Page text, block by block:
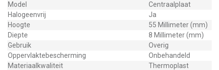
Model
Centraalplaat
Halogeenvrij
Ja
Hoogte
55 Millimeter (mm)
Diepte
8 Millimeter (mm)
Gebruik
Overig
Oppervlaktebescherming
Onbehandeld
Materiaalkwaliteit
Thermoplast